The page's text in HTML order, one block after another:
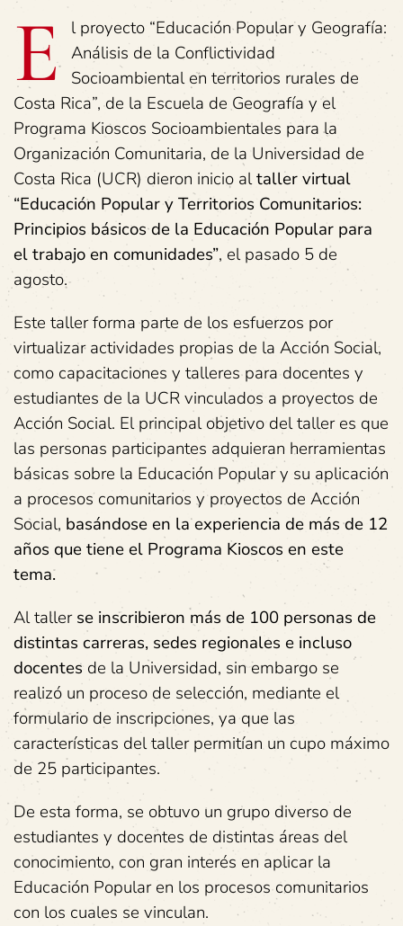
E l proyecto “Educación Popular y Geografía:
Análisis de la Conflictividad
Socioambiental en territorios rurales de
Costa Rica”, de la Escuela de Geografía y el
Programa Kioscos Socioambientales para la
Organización Comunitaria, de la Universidad de
Costa Rica (UCR) dieron inicio altaller virtual
“Educación Popular y Territorios Comunitarios:
Principios básicos de la Educación Popular para
el trabajo en comunidades”, el pasado 5 de
agosto.
Este taller forma parte de los esfuerzos por
virtualizar actividades propias de la Acción Social,
como capacitaciones y talleres para docentes y
estudiantes de la UCR vinculados a proyectos de
Acción Social. El principal objetivo del taller es que
las personas participantes adquieran herramientas
básicas sobre la Educación Popular y su aplicación
a procesos comunitarios y proyectos de Acción
Social, basándose en la experiencia de más de 12
años que tiene el Programa Kioscos en este
tema.
Al tallerse inscribieron más de 100 personas de
distintas carreras, sedes regionales e incluso
docentes de la Universidad, sin embargo se
realizó un proceso de selección, mediante el
formulario de inscripciones, ya que las
características del taller permitían un cupo máximo
de 25 participantes.
De esta forma, se obtuvo un grupo diverso de
estudiantes y docentes de distintas áreas del
conocimiento, con gran interés en aplicar la
Educación Popular en los procesos comunitarios
con los cuales se vinculan.